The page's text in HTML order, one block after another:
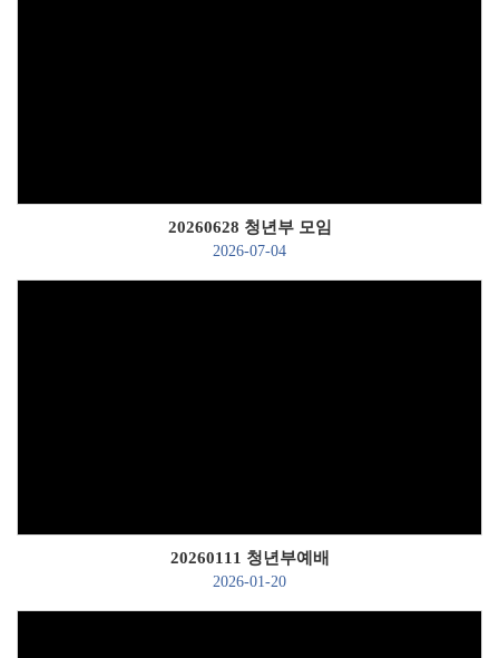
20260628 청년부 모임
2026-07-04
20260111 청년부예배
2026-01-20